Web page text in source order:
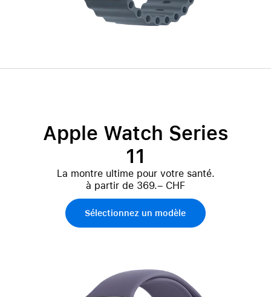
Apple Watch Series
11
La montre ultime pour votre santé.
à partir de 369.– CHF
Sélectionnez un modèle